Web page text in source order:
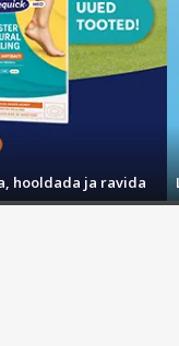
hooldada ja ravida